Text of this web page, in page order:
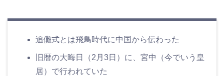
追儺式とは飛鳥時代に中国から伝わった
旧暦の大晦日（2月3日）に、宮中（今でいう皇
居）で行われていた